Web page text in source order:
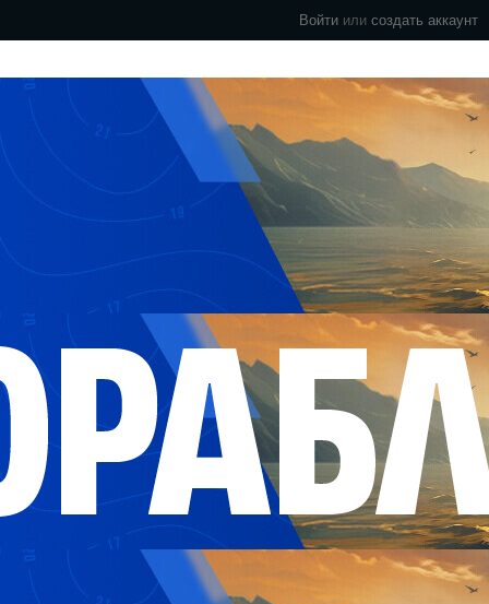
Войти или создать аккаунт